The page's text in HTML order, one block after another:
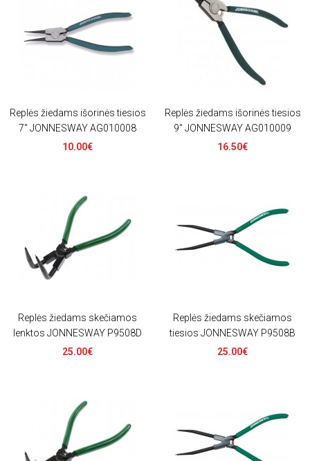
Replės žiedams išorinės tiesios
7" JONNESWAY AG010008
10.00€
Replės žiedams išorinės tiesios
9" JONNESWAY AG010009
16.50€
Replės žiedams skečiamos
lenktos JONNESWAY P9508D
25.00€
Replės žiedams skečiamos
tiesios JONNESWAY P9508B
25.00€